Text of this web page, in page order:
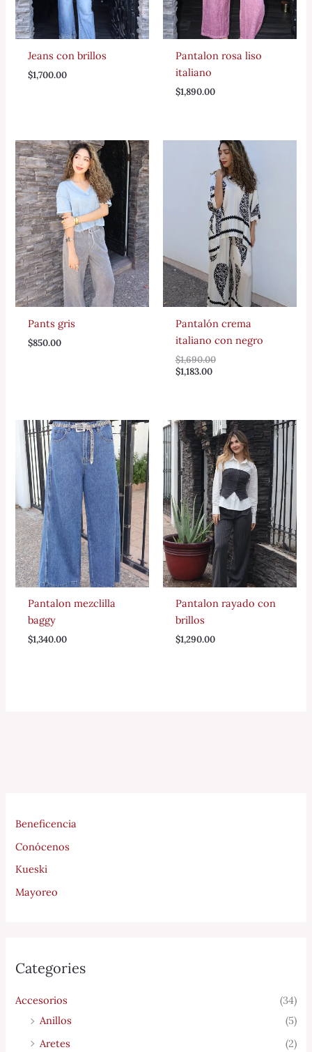
Beneficencia
Conócenos
Kueski
Mayoreo
Categories
Accesorios
(34)
Anillos
(5)
Aretes
(2)
Jeans con brillos
$1,700.00
Pantalon rosa liso
italiano
$1,890.00
Pants gris
$850.00
Pantalón crema
italiano con negro
$1,690.00
$1,183.00
Pantalon mezclilla
baggy
$1,340.00
Pantalon rayado con
brillos
$1,290.00